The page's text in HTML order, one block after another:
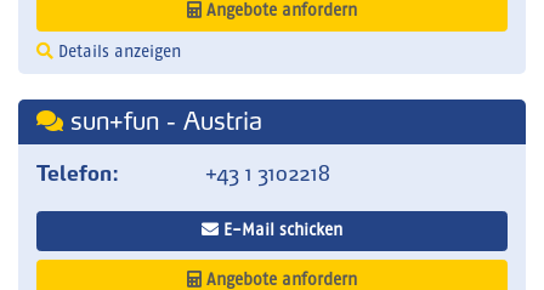
Angebote anfordern
Details anzeigen
sun+fun - Austria
Telefon: +43 1 3102218
E-Mail schicken
Angebote anfordern